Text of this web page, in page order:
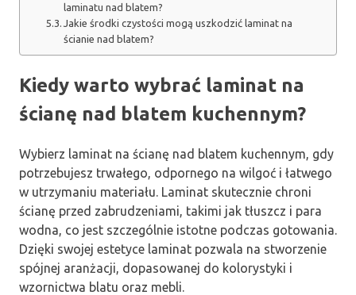
laminatu nad blatem?
Jakie środki czystości mogą uszkodzić laminat na
ścianie nad blatem?
Kiedy warto wybrać laminat na
ścianę nad blatem kuchennym?
Wybierz laminat na ścianę nad blatem kuchennym, gdy
potrzebujesz trwałego, odpornego na wilgoć i łatwego
w utrzymaniu materiału. Laminat skutecznie chroni
ścianę przed zabrudzeniami, takimi jak tłuszcz i para
wodna, co jest szczególnie istotne podczas gotowania.
Dzięki swojej estetyce laminat pozwala na stworzenie
spójnej aranżacji, dopasowanej do kolorystyki i
wzornictwa blatu oraz mebli.